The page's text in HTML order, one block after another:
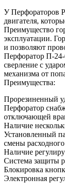
У Перфораторов
двигателя,
Преимущество
эксплуатации.
и позволяют
Перфоратор П-
сверление с
механизма от
Преимущества:
Прорезиненный
Перфоратор
отключающей
Наличие
Установленный
смены
Наличие
Система защиты
Блокировка
Электронная